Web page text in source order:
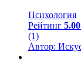
Психология
Рейтинг 5.00
(1)
Автор: